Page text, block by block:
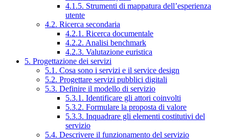
4.1.5. Strumenti di mappatura dell’esperienza
utente
4.2. Ricerca secondaria
4.2.1. Ricerca documentale
4.2.2. Analisi benchmark
4.2.3. Valutazione euristica
5. Progettazione dei servizi
5.1. Cosa sono i servizi e il service design
5.2. Progettare servizi pubblici digitali
5.3. Definire il modello di servizio
5.3.1. Identificare gli attori coinvolti
5.3.2. Formulare la proposta di valore
5.3.3. Inquadrare gli elementi costitutivi del
servizio
5.4. Descrivere il funzionamento del servizio